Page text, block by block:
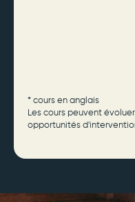
* cours en anglais
Les cours peuvent
opportunités